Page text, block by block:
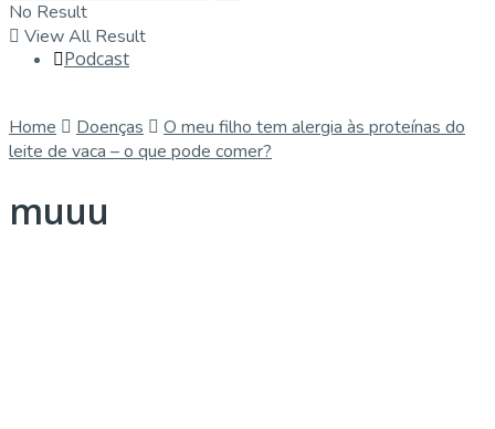
Podcast
No Result
View All Result
Home Doenças
O meu filho tem alergia às proteínas do
leite de vaca – o que pode comer?
muuu